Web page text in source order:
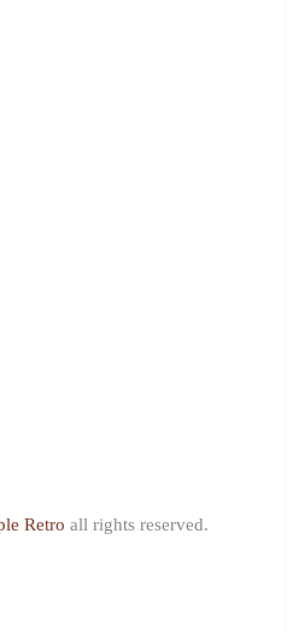
Retro all rights reserved.